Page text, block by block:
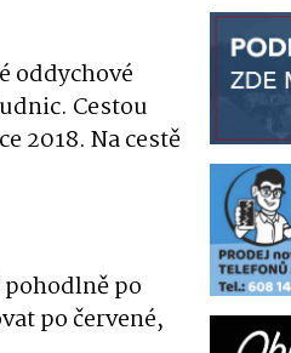
oddychové
Cestou
2018. Na cestě
po
po červené,